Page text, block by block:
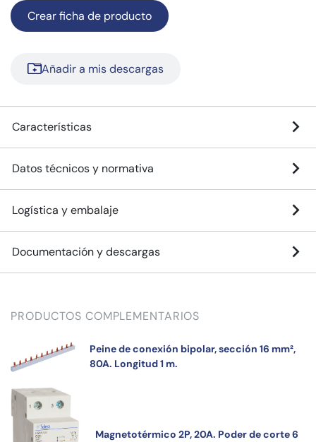
Crear ficha de producto
Añadir a mis descargas
Características
Datos técnicos y normativa
Logística y embalaje
Documentación y descargas
PRODUCTOS COMPLEMENTARIOS
Peine de conexión bipolar, sección 16 mm²,
80A. Longitud 1 m.
Magnetotérmico 2P, 20A. Poder de corte 6